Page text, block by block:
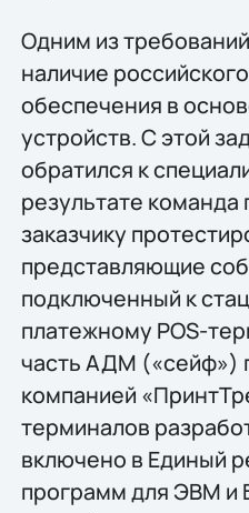
Одним из
наличие
обеспечения в
устройств. С этой
обратился к
результате
заказчику
представляющие
подключенный к
платежному POS-
часть АДМ («сейф»)
компанией
терминалов
включено в Единый
программ для ЭВМ и